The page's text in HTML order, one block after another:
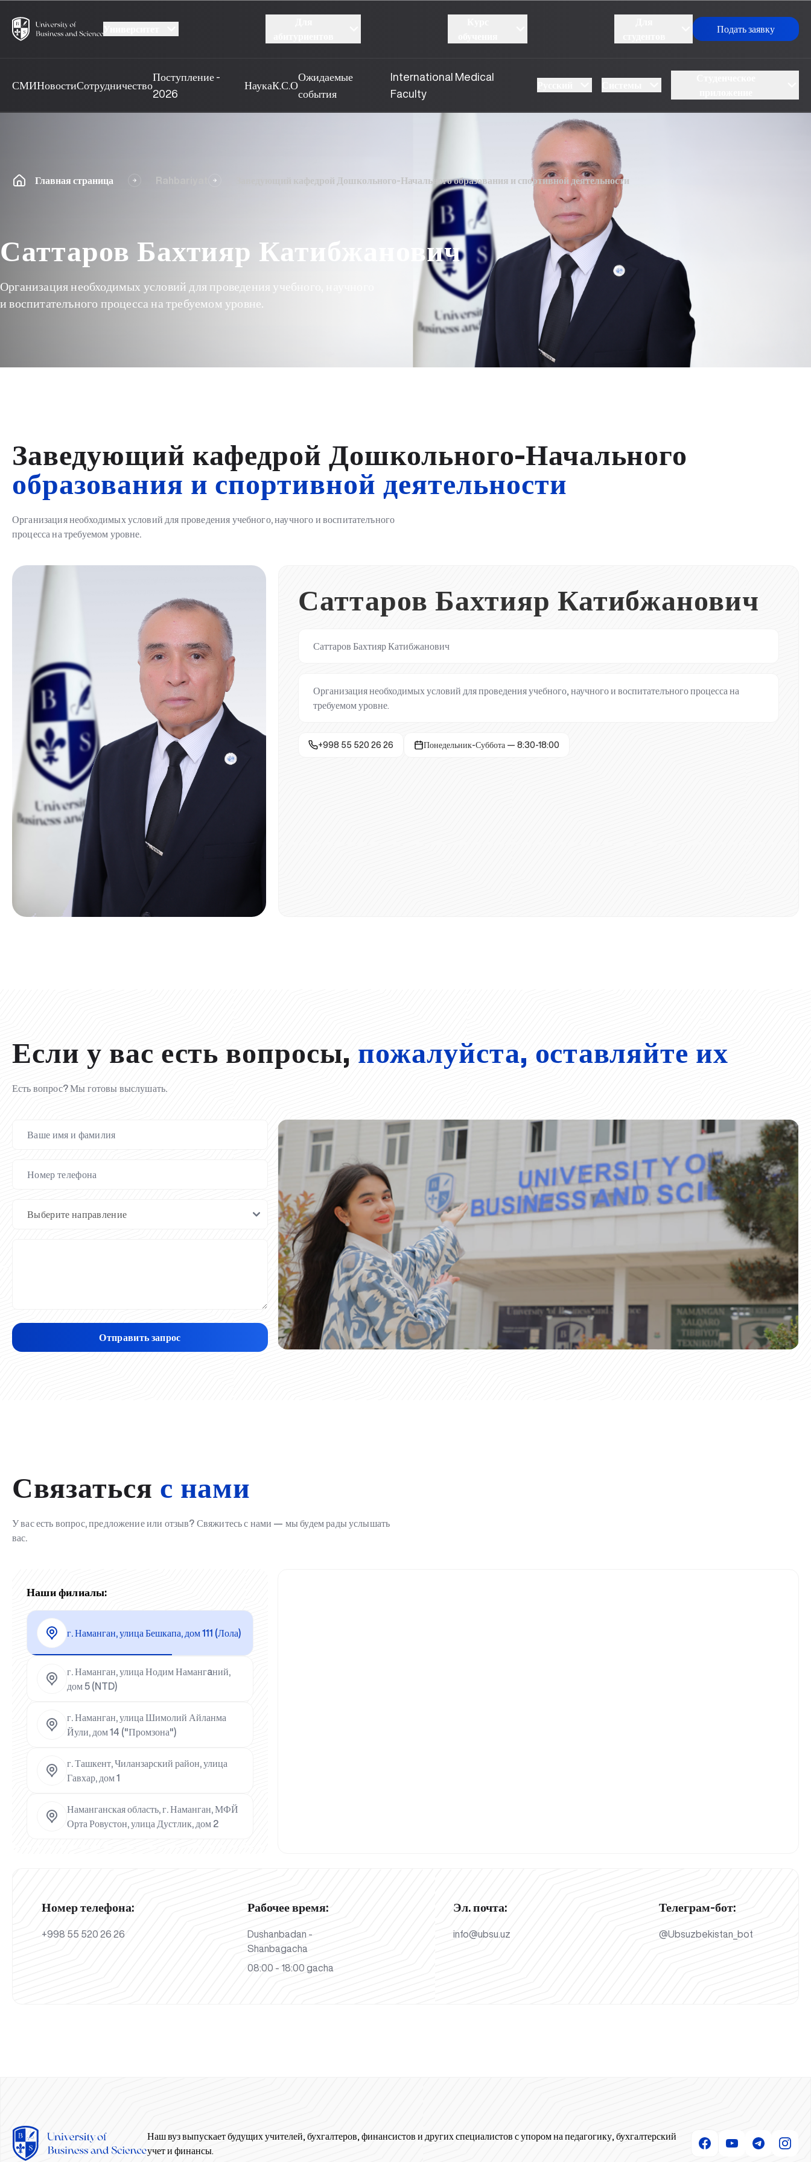
Подать заявку
СМИНовостиСотрудничество
Поступление -
2026
НаукаК.С.О
Ожидаемые
события
International Medical
Faculty
Главная страница Заведующий кафедрой Дошкольного-Начального образования и спортивной деятельности
Саттаров Бахтияр Катибжанович
Организация необходимых условий для проведения учебного, научного
и воспитателъного процесса на требуемом уровне.
Заведующий кафедрой Дошкольного-Начального
образования и спортивной деятельности
Организация необходимых условий для проведения учебного, научного и воспитателъного
процесса на требуемом уровне.
Саттаров Бахтияр Катибжанович
Саттаров Бахтияр Катибжанович
Организация необходимых условий для проведения учебного, научного и воспитателъного процесса на
требуемом уровне.
+998 55 520 26 26 Понедельник-Суббота — 8:30-18:00
Если у вас есть вопросы, пожалуйста, оставляйте их
Есть вопрос? Мы готовы выслушать.
Отправить запрос
Связаться с нами
У вас есть вопрос, предложение или отзыв? Свяжитесь с нами — мы будем рады услышать
вас.
Наши филиалы:
г. Наманган, улица Бешкапа, дом 111 (Лола)
г. Наманган, улица Нодим Намангaний,
дом 5 (NTD)
г. Наманган, улица Шимолий Айланма
Йули, дом 14 ("Промзона")
г. Ташкент, Чиланзарский район, улица
Гавхар, дом 1
Наманганская область, г. Наманган, МФЙ
Орта Ровустон, улица Дустлик, дом 2
Номер телефона:
+998 55 520 26 26
Рабочее время:
Dushanbadan -
Shanbagacha
08:00 - 18:00 gacha
Эл. почта:
info@ubsu.uz
Телеграм-бот:
@Ubsuzbekistan_bot
Наш вуз выпускает будущих учителей, бухгалтеров, финансистов и других специалистов с упором на педагогику, бухгалтерский
учет и финансы.